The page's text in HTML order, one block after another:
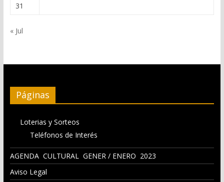
31
« Jul
Páginas
Loterias y Sorteos
Teléfonos de Interés
AGENDA CULTURAL GENER / ENERO 2023
Aviso Legal